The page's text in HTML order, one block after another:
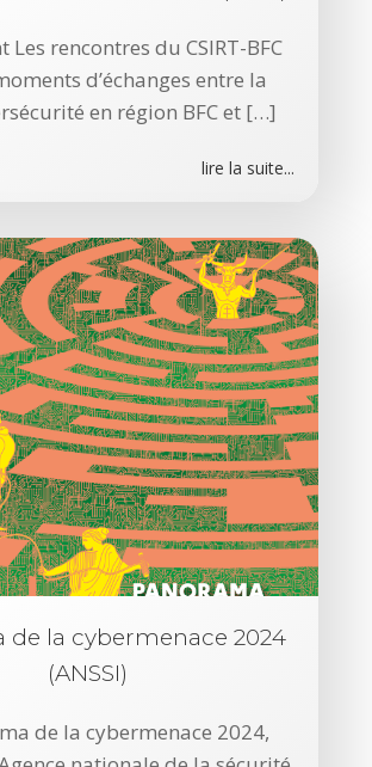
Les rencontres du CSIRT-BFC
d’échanges entre la
en région BFC et […]
lire la suite...
de la cybermenace 2024
(ANSSI)
de la cybermenace 2024,